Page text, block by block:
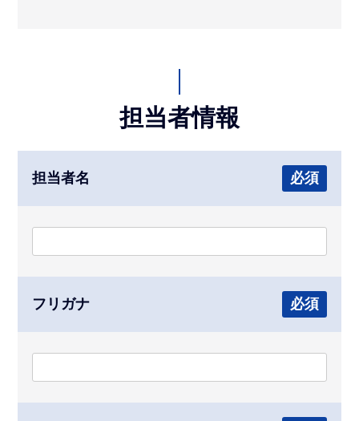
担当者情報
担当者名 必須
フリガナ 必須